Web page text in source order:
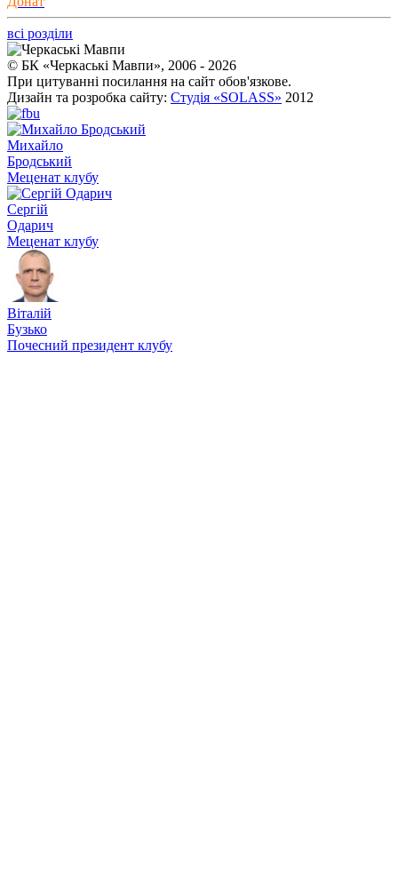
всі розділи
© БК «Черкаські Мавпи», 2006 - 2026
При цитуванні посилання на сайт обов'язкове.
Дизайн та розробка сайту: Студія «SOLASS» 2012
Михайло
Бродський
Меценат клубу
Сергій
Одарич
Меценат клубу
Віталій
Бузько
Почесний президент клубу